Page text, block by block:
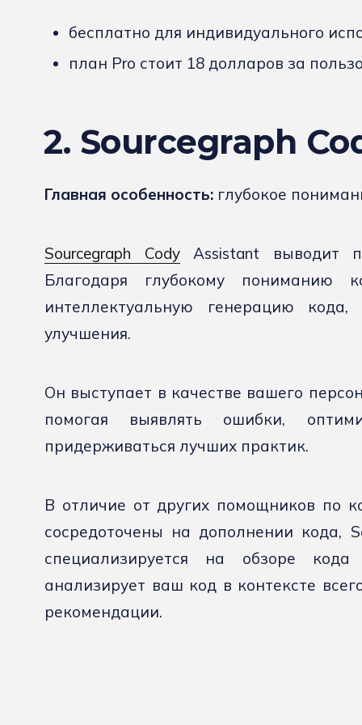
бесплатно для индивидуального
план Pro стоит 18 долларов за
2. Sourcegraph
Главная особенность: глубокое
Sourcegraph CodyAssistant выводит
Благодаря глубокому пониманию
интеллектуальную генерацию
улучшения.
Он выступает в качестве вашего
помогая выявлять ошибки,
придерживаться лучших практик.
В отличие от других помощников по
сосредоточены на дополнении кода,
специализируется на обзоре
анализирует ваш код в контексте
рекомендации.